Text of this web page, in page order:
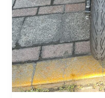
車